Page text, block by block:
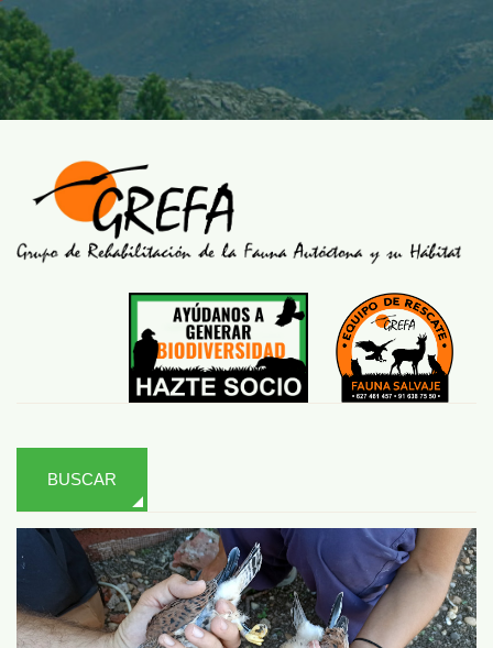
BUSCAR